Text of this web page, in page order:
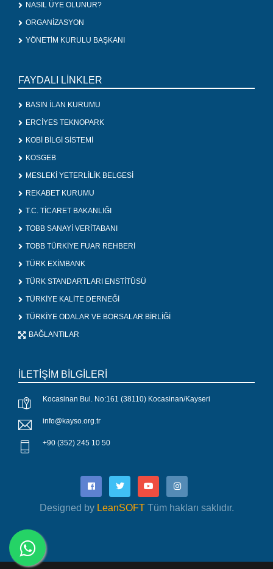
NASIL ÜYE OLUNUR?
ORGANİZASYON
YÖNETİM KURULU BAŞKANI
FAYDALI LİNKLER
BASIN İLAN KURUMU
ERCİYES TEKNOPARK
KOBİ BİLGİ SİSTEMİ
KOSGEB
MESLEKİ YETERLİLİK BELGESİ
REKABET KURUMU
T.C. TİCARET BAKANLIĞI
TOBB SANAYİ VERİTABANI
TOBB TÜRKİYE FUAR REHBERİ
TÜRK EXİMBANK
TÜRK STANDARTLARI ENSTİTÜSÜ
TÜRKİYE KALİTE DERNEĞİ
TÜRKİYE ODALAR VE BORSALAR BİRLİĞİ
BAĞLANTILAR
İLETİŞİM BİLGİLERİ
Kocasinan Bul. No:161 (38110) Kocasinan/Kayseri
info@kayso.org.tr
+90 (352) 245 10 50
Designed by LeanSOFTTüm hakları saklıdır.